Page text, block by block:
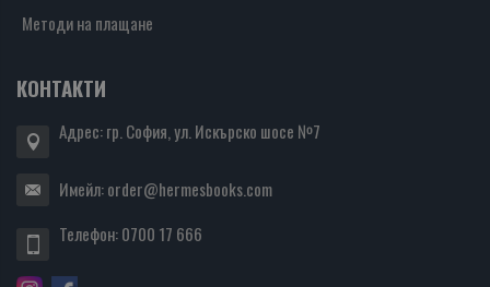
Методи на плащане
КОНТАКТИ
Адрес: гр. София, ул. Искърско шосе №7
Имейл:order@hermesbooks.com
Телефон:0700 17 666